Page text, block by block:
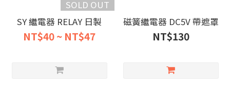
SOLD OUT
SY 繼電器 RELAY 日製
NT$40 ~ NT$47
磁簧繼電器 DC5V 帶遮罩
NT$130